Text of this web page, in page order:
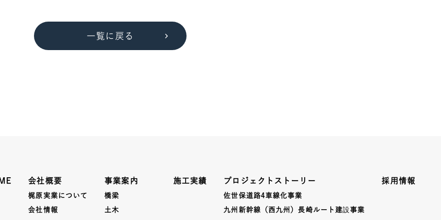
一覧に戻る
会社概要
梶原実業について
会社情報
事業案内
橋梁
土木
施工実績 プロジェクトストーリー
佐世保道路4車線化事業
九州新幹線（西九州）長崎ルート建設事業
採用情報